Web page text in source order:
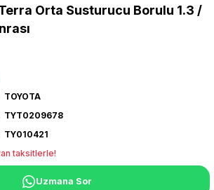
Orta Susturucu Borulu 1.3 /
TOYOTA
TYT0209678
TY010421
taksitlerle!
Uzmana Sor